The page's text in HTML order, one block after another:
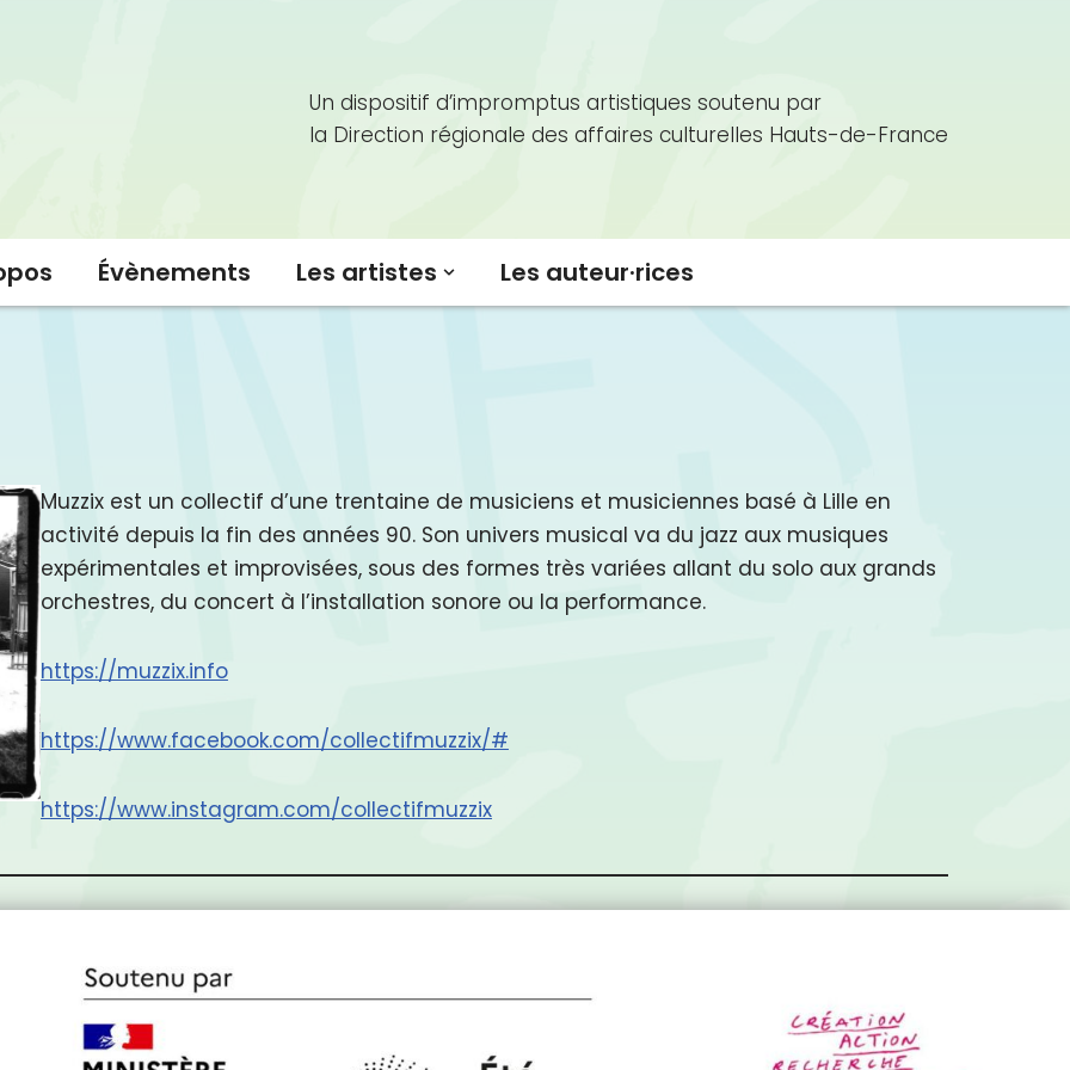
Un dispositif d’impromptus artistiques soutenu par
la Direction régionale des affaires culturelles Hauts-de-France
Évènements Les artistes Les auteur·rices
Muzzix est un collectif d’une trentaine de musiciens et musiciennes basé à Lille en
activité depuis la fin des années 90. Son univers musical va du jazz aux musiques
expérimentales et improvisées, sous des formes très variées allant du solo aux grands
orchestres, du concert à l’installation sonore ou la performance.
https://muzzix.info
https://www.facebook.com/collectifmuzzix/#
https://www.instagram.com/collectifmuzzix